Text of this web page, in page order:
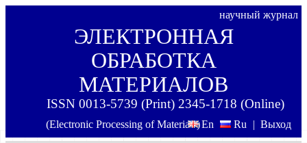
научный журнал
ЭЛЕКТРОННАЯ
ОБРАБОТКА
МАТЕРИАЛОВ
ISSN 0013-5739 (Print) 2345-1718 (Online)
(Electronic Processing of Materials) Выход
En Ru |